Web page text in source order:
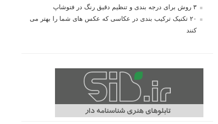
۳ روش برای درجه بندی و تنظیم دقیق رنگ در فتوشاپ
۲۰ تکنیک ترکیب بندی در عکاسی که عکس های شما را بهتر می
کنند